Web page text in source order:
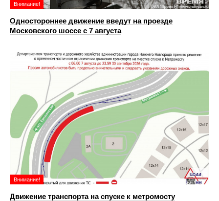
Внимание!
Одностороннее движение введут на проезде
Московского шоссе с 7 августа
Внимание!
Движение транспорта на спуске к метромосту